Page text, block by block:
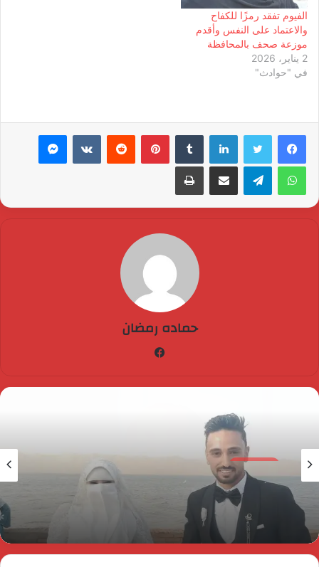
الفيوم تفقد رمزًا للكفاح
والاعتماد على النفس وأقدم
موزعة صحف بالمحافظة
2 يناير، 2026
في "حوادث"
لينكدإن بينتيريست ماسنجر
واتساب تيلقرام مشاركة عبر البريد طباعة
حماده رمضان
الفيوم الان
18 أبريل، 2026
اجمل التهانى القلبية للعروسين بمناسبة الزفاف